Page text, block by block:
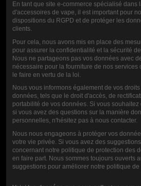
ZUMO DE
MÚSICA BASE
1L
12,00 €
CALIFICACIÓN
En tant que site e-commerce spécialisé dans
d'accessoires de vape, il est important pour
dispositions du RGPD et de protéger les
clients.
Pour cela, nous avons mis en place des
pour assurer la confidentialité et la sécurité
Nous ne partageons pas vos données avec
nécessaire pour la fourniture de nos services
le faire en vertu de la loi.
Nous vous informons également de vos
données, tels que le droit d'accès, de
portabilité de vos données. Si vous
si vous avez des questions sur la manière
personnelles, n'hésitez pas à nous contacter.
Nous nous engageons à protéger vos
votre vie privée. Si vous avez des
concernant notre politique de protection des
en faire part. Nous sommes toujours ouverts
suggestions pour améliorer notre politique